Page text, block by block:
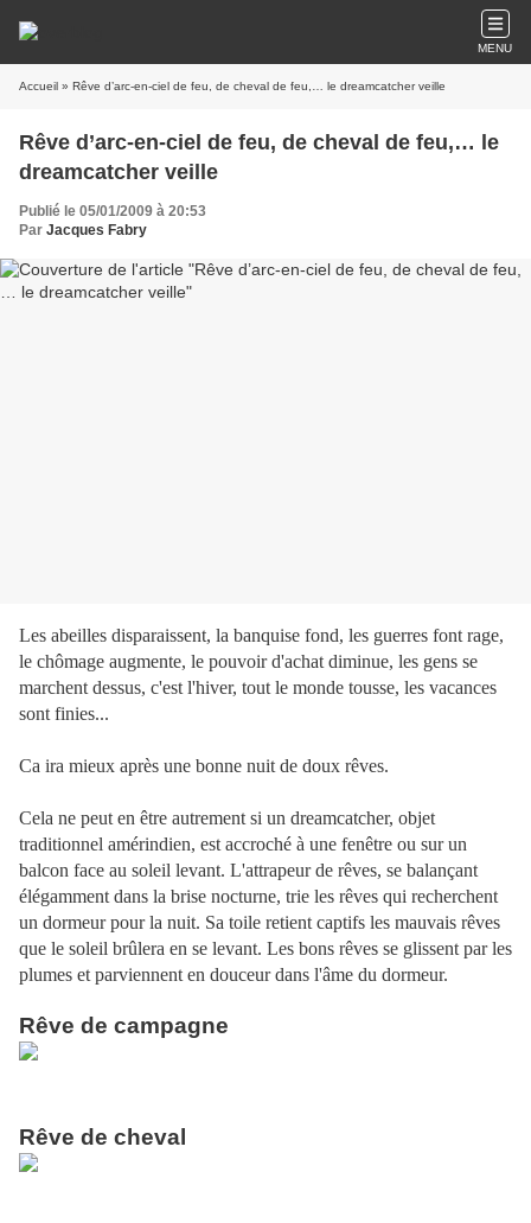
MENU
Accueil » Rêve d’arc-en-ciel de feu, de cheval de feu,… le dreamcatcher veille
Rêve d’arc-en-ciel de feu, de cheval de feu,… le
dreamcatcher veille
Publié le 05/01/2009 à 20:53
Par Jacques Fabry
Les abeilles disparaissent, la banquise fond, les guerres font rage,
le chômage augmente, le pouvoir d'achat diminue, les gens se
marchent dessus, c'est l'hiver, tout le monde tousse, les vacances
sont finies...
Ca ira mieux après une bonne nuit de doux rêves.
Cela ne peut en être autrement si un dreamcatcher, objet
traditionnel amérindien, est accroché à une fenêtre ou sur un
balcon face au soleil levant. L'attrapeur de rêves, se balançant
élégamment dans la brise nocturne, trie les rêves qui recherchent
un dormeur pour la nuit. Sa toile retient captifs les mauvais rêves
que le soleil brûlera en se levant. Les bons rêves se glissent par les
plumes et parviennent en douceur dans l'âme du dormeur.
Rêve de campagne
Rêve de cheval